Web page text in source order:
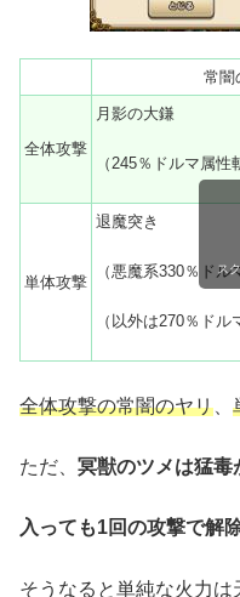
常闇
全体攻撃
月影の大鎌
（245％ドルマ属性
単体攻撃
退魔突き
（悪魔系330％ドル
（以外は270％ドル
ス
全体攻撃の常闇のヤリ
ただ、 冥獣のツメは猛毒
入っても1回の攻撃で解
そうなると単純な火力は